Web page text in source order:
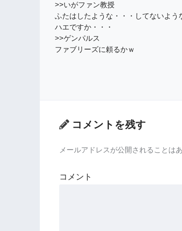
>>いがファン教授
ふたはしたような・・・してないよう
ハエですか・・・
>>ゲンパルス
ファブリーズに頼るかｗ
コメントを残す
メールアドレスが公開されることは
コメント